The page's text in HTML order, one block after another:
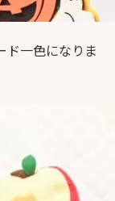
ド一色になりま